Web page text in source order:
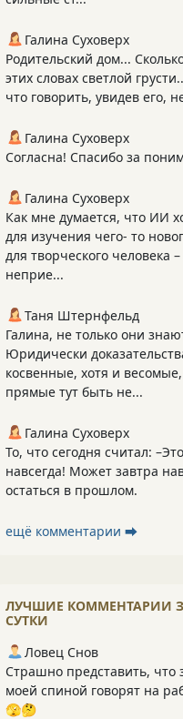
Галина Суховерх
Родительский дом...
этих словах светлой
что говорить, увидев его,
Галина Суховерх
Согласна! Спасибо за
Галина Суховерх
Как мне думается, что ИИ
для изучения чего- то
для творческого человека –
неприе...
Таня Штернфельд
Галина, не только они
Юридически
косвенные, хотя и весомые,
прямые тут быть не...
Галина Суховерх
То, что сегодня считал: –Это
навсегда! Может завтра
остаться в прошлом.
ещё комментарии ⮕
ЛУЧШИЕ КОММЕНТАРИИ
СУТКИ
Ловец Снов
Страшно представить, что
моей спиной говорят на
🫣🤔